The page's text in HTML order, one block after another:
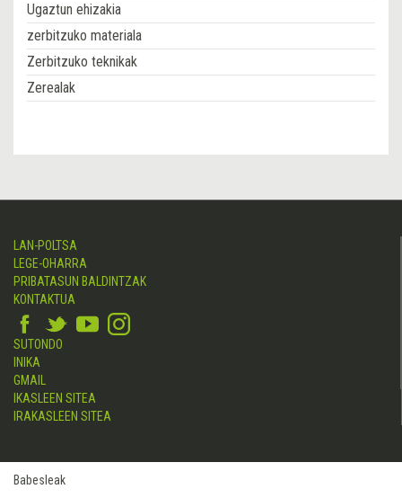
Ugaztun ehizakia
zerbitzuko materiala
Zerbitzuko teknikak
Zerealak
LAN-POLTSA
LEGE-OHARRA
PRIBATASUN BALDINTZAK
KONTAKTUA
SUTONDO
INIKA
GMAIL
IKASLEEN SITEA
IRAKASLEEN SITEA
Babesleak